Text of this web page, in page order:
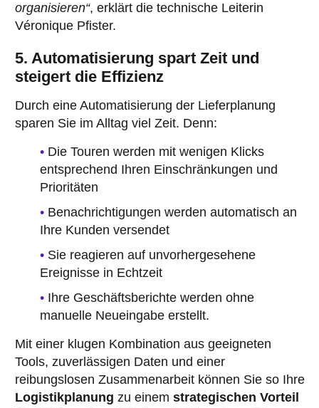
organisieren“, erklärt die technische Leiterin
Véronique Pfister.
5. Automatisierung spart Zeit und
steigert die Effizienz
Durch eine Automatisierung der Lieferplanung
sparen Sie im Alltag viel Zeit. Denn:
Die Touren werden mit wenigen Klicks
entsprechend Ihren Einschränkungen und
Prioritäten
Benachrichtigungen werden automatisch an
Ihre Kunden versendet
Sie reagieren auf unvorhergesehene
Ereignisse in Echtzeit
Ihre Geschäftsberichte werden ohne
manuelle Neueingabe erstellt.
Mit einer klugen Kombination aus geeigneten
Tools, zuverlässigen Daten und einer
reibungslosen Zusammenarbeit können Sie so Ihre
Logistikplanung zu einem strategischen Vorteil